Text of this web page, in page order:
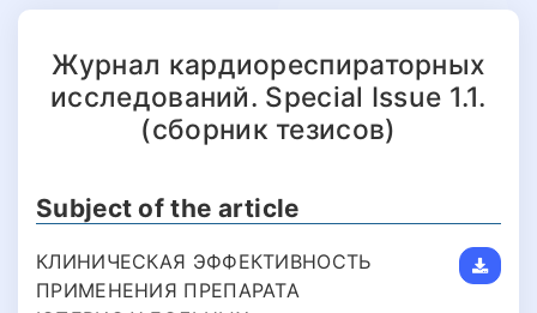
Журнал кардиореспираторных
исследований. Special Issue 1.1.
(сборник тезисов)
Subject of the article
КЛИНИЧЕСКАЯ ЭФФЕКТИВНОСТЬ
ПРИМЕНЕНИЯ ПРЕПАРАТА